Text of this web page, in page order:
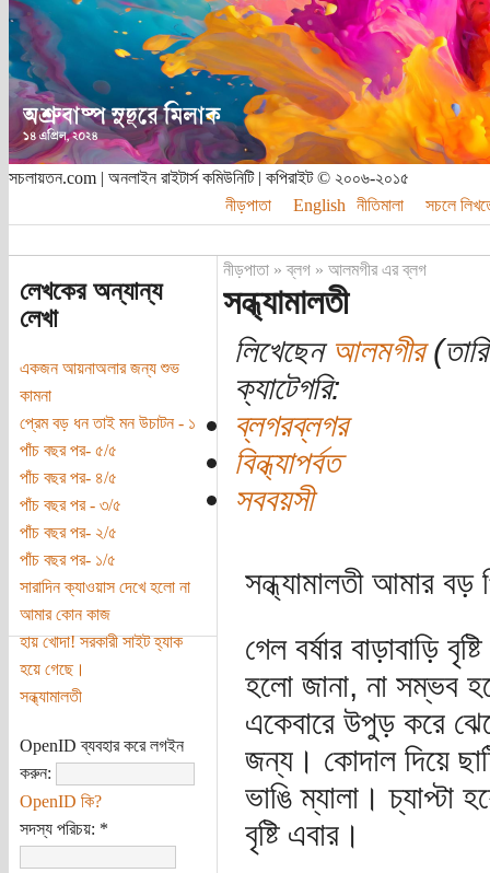
সচলায়তন.com | অনলাইন রাইটার্স কমিউনিটি | কপিরাইট © ২০০৬-২০১৫
নীড়পাতা
English নীতিমালা সচলে
লেখকের অন্যান্য
লেখা
একজন আয়নাঅলার জন্য শুভ
কামনা
প্রেম বড় ধন তাই মন উচাটন - ১
পাঁচ বছর পর- ৫/৫
পাঁচ বছর পর- ৪/৫
পাঁচ বছর পর - ৩/৫
পাঁচ বছর পর- ২/৫
পাঁচ বছর পর- ১/৫
সারাদিন ক্যাওয়াস দেখে হলো না
আমার কোন কাজ
হায় খোদা! সরকারী সাইট হ্যাক
হয়ে গেছে।
সন্ধ্যামালতী
OpenID ব্যবহার করে লগইন
করুন:
OpenID কি?
সদস্য পরিচয়: *
নীড়পাতা»ব্লগ» আলমগীর এর ব্লগ
সন্ধ্যামালতী
লিখেছেন আলমগীর
ক্যাটেগরি:
ব্লগরব্লগর
বিন্ধ্যাপর্বত
সববয়সী
সন্ধ্যামালতী আমার বড়
গেল বর্ষার বাড়াবাড়ি
হলো জানা, না সম্ভব
একেবারে উপুড় করে
জন্য। কোদাল দিয়ে
ভাঙি ম্যালা।
বৃষ্টি এবার।